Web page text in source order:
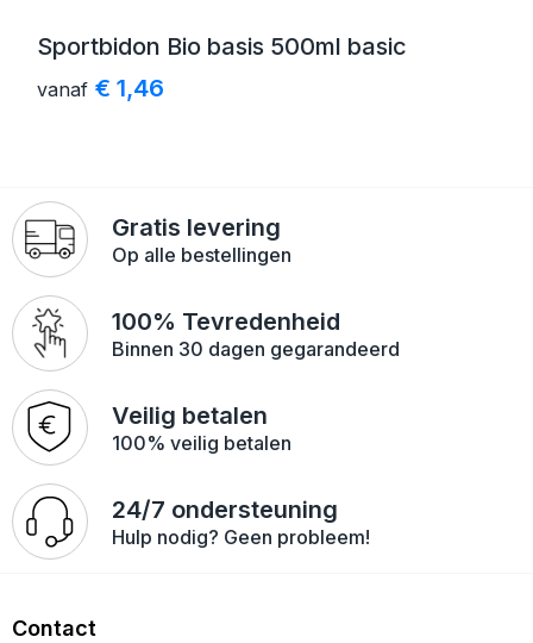
Sportbidon Bio basis 500ml basic
vanaf € 1,46
Gratis levering
Op alle bestellingen
100% Tevredenheid
Binnen 30 dagen gegarandeerd
Veilig betalen
100% veilig betalen
24/7 ondersteuning
Hulp nodig? Geen probleem!
Contact